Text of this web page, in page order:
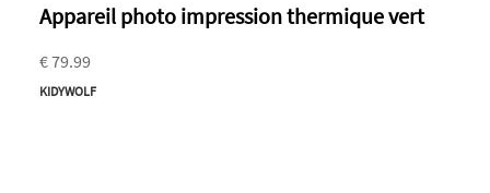
Appareil photo impression thermique vert
€ 79.99
KIDYWOLF